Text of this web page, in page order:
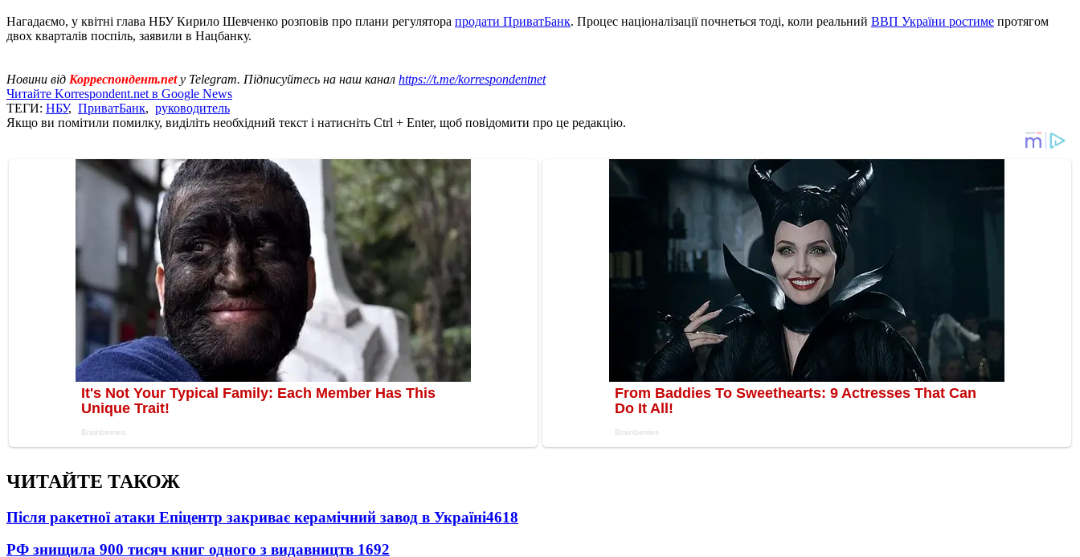
Нагадаємо, у квітні глава НБУ Кирило Шевченко розповів про плани регулятора продати ПриватБанк. Процес націоналізації почнеться тоді, коли реальний ВВП України ростиме протягом
двох кварталів поспіль, заявили в Нацбанку.
Новини від Корреспондент.netу Telegram. Підписуйтесь на наш канал https://t.me/korrespondentnet
Читайте Korrespondent.net в Google News
ТЕГИ: НБУ, ПриватБанк, руководитель
Якщо ви помітили помилку, виділіть необхідний текст і натисніть Ctrl + Enter, щоб повідомити про це редакцію.
ЧИТАЙТЕ ТАКОЖ
Після ракетної атаки Епіцентр закриває керамічний завод в Україні4618
РФ знищила 900 тисяч книг одного з видавництв 1692